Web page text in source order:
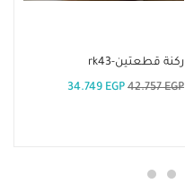
ركنة قطعتين-rk43
42.757EGP
34.749 EGP